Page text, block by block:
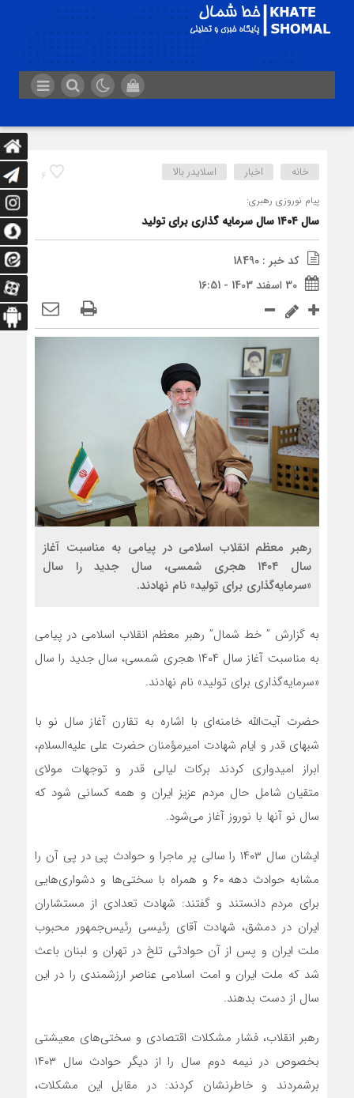
6 خانه اخبار اسلایدر بالا
پیام نوروزی رهبری:
سال ۱۴۰۴ سال سرمایه گذاری برای تولید
کد خبر : 18490
30 اسفند 1403 - 16:51
رهبر معظم انقلاب اسلامی در پیامی به مناسبت آغاز
سال ۱۴۰۴ هجری شمسی، سال جدید را سال
«سرمایه‌گذاری برای تولید» نام نهادند.
به گزارش ” خط شمال” رهبر معظم انقلاب اسلامی در پیامی
به مناسبت آغاز سال ۱۴۰۴ هجری شمسی، سال جدید را سال
«سرمایه‌گذاری برای تولید» نام نهادند.
حضرت آیت‌الله خامنه‌ای با اشاره به تقارن آغاز سال نو با
شبهای قدر و ایام شهادت امیرمؤمنان حضرت علی علیه‌السلام،
ابراز امیدواری کردند برکات لیالی قدر و توجهات مولای
متقیان شامل حال مردم عزیز ایران و همه کسانی شود که
سال نو آنها با نوروز آغاز می‌شود.
ایشان سال ۱۴۰۳ را سالی پر ماجرا و حوادث پی در پی آن را
مشابه حوادث دهه ۶۰ و همراه با سختی‌ها و دشواری‌هایی
برای مردم دانستند و گفتند: شهادت تعدادی از مستشاران
ایران در دمشق، شهادت آقای رئیسی رئیس‌جمهور محبوب
ملت ایران و پس از آن حوادثی تلخ در تهران و لبنان باعث
شد که ملت ایران و امت اسلامی عناصر ارزشمندی را در این
سال از دست بدهند.
رهبر انقلاب، فشار مشکلات اقتصادی و سختی‌های معیشتی
بخصوص در نیمه دوم سال را از دیگر حوادث سال ۱۴۰۳
برشمردند و خاطرنشان کردند: در مقابل این مشکلات،